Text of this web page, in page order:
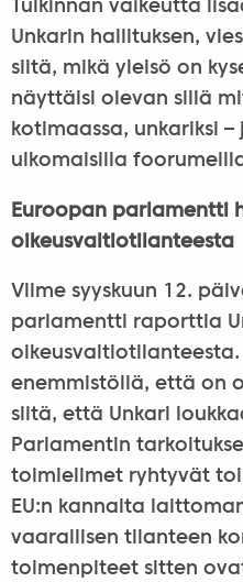
Tulkinnan vaikeutta
Unkarin hallituksen,
siitä, mikä yleisö on
näyttäisi olevan sillä
kotimaassa, unkariksi
ulkomaisilla
Euroopan parlamentti
oikeusvaltiotilanteesta
Viime syyskuun 12.
parlamentti raporttia
oikeusvaltiotilanteesta.
enemmistöllä, että on
siitä, että Unkari
Parlamentin
toimielimet ryhtyvät
EU:n kannalta
vaarallisen tilanteen
toimenpiteet sitten